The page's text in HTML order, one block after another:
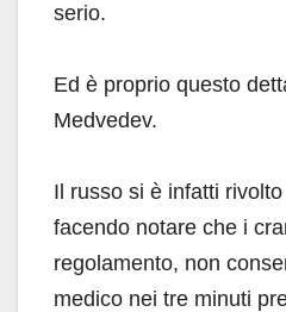
serio.
Ed è proprio questo
Medvedev.
Il russo si è infatti
facendo notare che i
regolamento, non
medico nei tre minuti